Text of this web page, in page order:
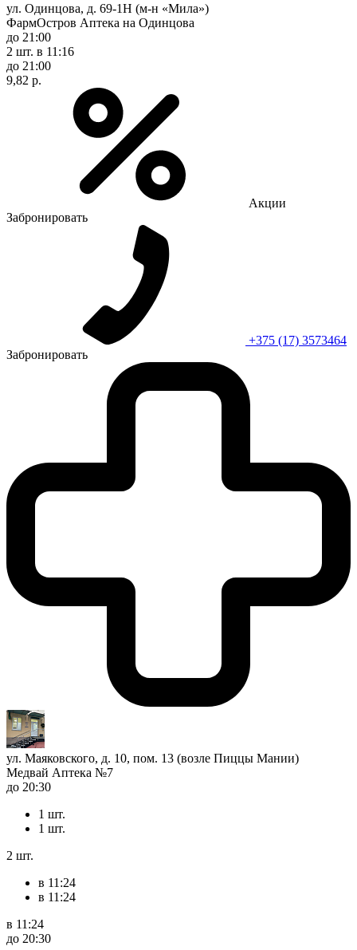
ул. Одинцова, д. 69-1Н (м-н «Мила»)
ФармОстров Аптека на Одинцова
до 21:00
2 шт. в 11:16
до 21:00
9,82 р.
Акции
Забронировать
+375 (17) 3573464
Забронировать
ул. Маяковского, д. 10, пом. 13 (возле Пиццы Мании)
Медвай Аптека №7
до 20:30
1 шт.
1 шт.
2 шт.
в 11:24
в 11:24
в 11:24
до 20:30